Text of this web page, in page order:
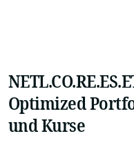
Optimized
und Kurse